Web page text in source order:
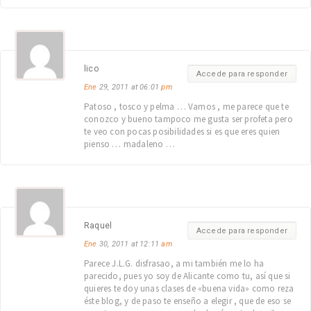
Accede para responder
lico
Ene 29, 2011 at 06:01pm
Patoso , tosco y pelma … Vamos , me parece que te
conozco y bueno tampoco me gusta ser profeta pero
te veo con pocas posibilidades si es que eres quien
pienso … madaleno …
Accede para responder
Raquel
Ene 30, 2011 at 12:11am
Parece J.L.G. disfrasao, a mi también me lo ha
parecido, pues yo soy de Alicante como tu, así que si
quieres te doy unas clases de «buena vida» como reza
éste blog, y de paso te enseño a elegir , que de eso se